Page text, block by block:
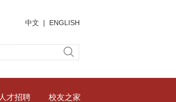
中文 | ENGLISH
人才招聘 校友之家